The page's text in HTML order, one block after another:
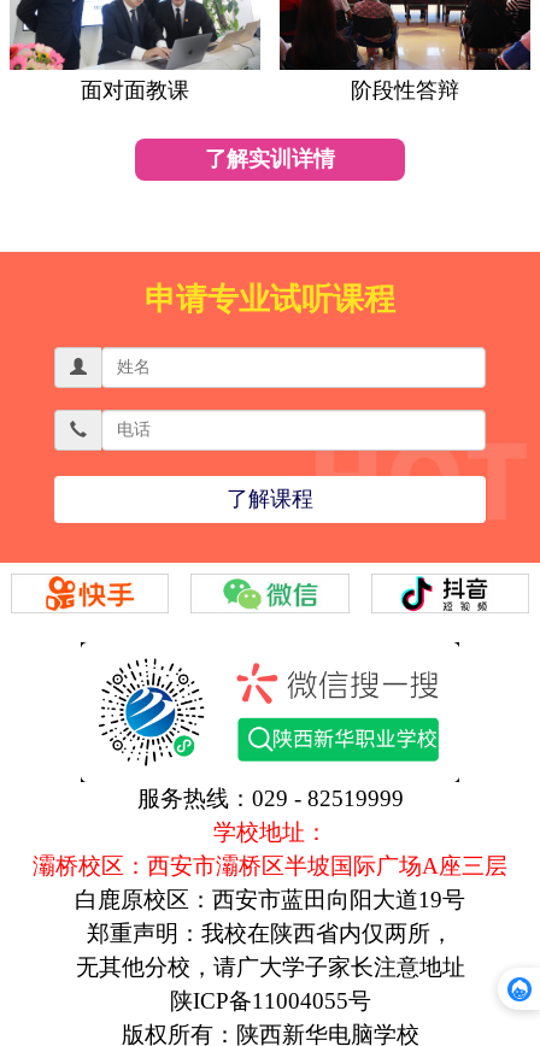
面对面教课 阶段性答辩
了解实训详情
申请专业试听课程
了解课程
服务热线：029 - 82519999
学校地址：
灞桥校区：西安市灞桥区半坡国际广场A座三层
白鹿原校区：西安市蓝田向阳大道19号
郑重声明：我校在陕西省内仅两所，
无其他分校，请广大学子家长注意地址
陕ICP备11004055号
版权所有：陕西新华电脑学校